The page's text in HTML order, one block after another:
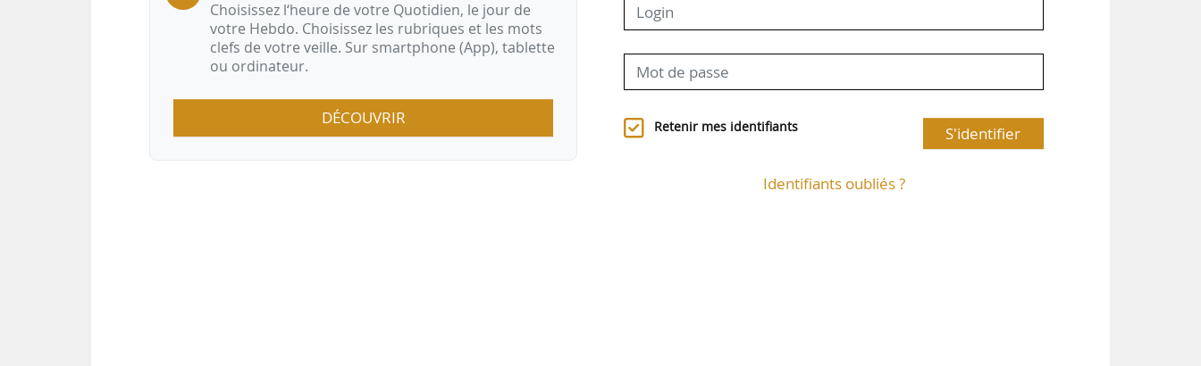
Choisissez l‘heure de votre Quotidien, le jour de
votre Hebdo. Choisissez les rubriques et les mots
clefs de votre veille. Sur smartphone (App), tablette
ou ordinateur.
DÉCOUVRIR Retenir mes identifiants S'identifier
Identifiants oubliés ?